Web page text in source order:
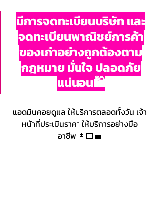
มีการจดทะเบียนบริษัท และ
จดทะเบียนพาณิชย์การค้า
ของเก่าอย่างถูกต้องตาม
กฎหมาย มั่นใจ ปลอดภัย
แน่นอน🛍
แอดมินคอยดูแล ให้บริการตลอดทั้งวัน เจ้า
หน้าที่ประเมินราคา ให้บริการอย่างมือ
อาชีพ 👩🏻‍💼